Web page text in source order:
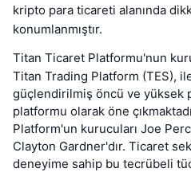
kripto para ticareti alanında
konumlanmıştır.
Titan Ticaret Platformu'nun
Titan Trading Platform (TES),
güçlendirilmiş öncü ve yüksek
platformu olarak öne
Platform'un kurucuları Joe
Clayton Gardner'dır. Ticaret
deneyime sahip bu tecrübeli